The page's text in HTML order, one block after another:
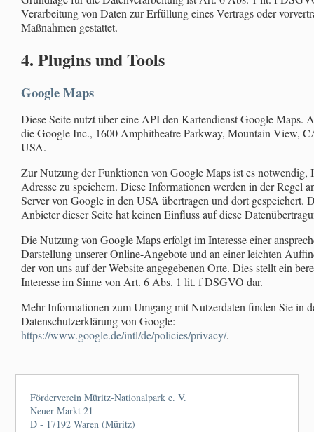
Verarbeitung von Daten zur Erfüllung eines Vertrags oder
Maßnahmen gestattet.
4. Plugins und Tools
Google Maps
Diese Seite nutzt über eine API den Kartendienst Google Maps.
die Google Inc., 1600 Amphitheatre Parkway, Mountain View,
USA.
Zur Nutzung der Funktionen von Google Maps ist es notwendig,
Adresse zu speichern. Diese Informationen werden in der Regel
Server von Google in den USA übertragen und dort gespeichert.
Anbieter dieser Seite hat keinen Einfluss auf diese
Die Nutzung von Google Maps erfolgt im Interesse einer
Darstellung unserer Online-Angebote und an einer leichten
der von uns auf der Website angegebenen Orte. Dies stellt ein
Interesse im Sinne von Art. 6 Abs. 1 lit. f DSGVO dar.
Mehr Informationen zum Umgang mit Nutzerdaten finden Sie in
Datenschutzerklärung von Google:
https://www.google.de/intl/de/policies/privacy/.
Förderverein Müritz-Nationalpark e. V.
Neuer Markt 21
D - 17192 Waren (Müritz)